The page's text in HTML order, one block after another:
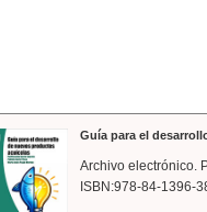
Guía para el
Archivo electrónico.
ISBN:978-84-1396-